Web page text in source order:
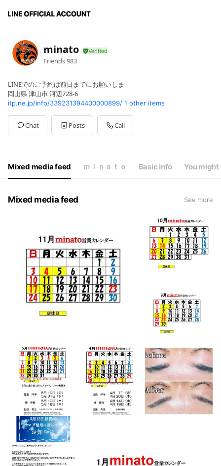
minato
Friends983
LINEでのご予約は前日までにお願いしま
岡山県 津山市 河辺728-6
itp.ne.jp/info/339231394400000899/ 1 other items
Chat Posts Call
Mixed media feed ｍｉｎａｔｏ Basic info You might
Mixed media feed See more